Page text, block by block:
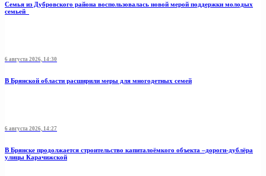
Семья из Дубровского района воспользовалась новой мерой поддержки молодых
семьей
6 августа 2026, 14:30
В Брянской области расширили меры для многодетных семей
6 августа 2026, 14:27
В Брянске продолжается строительство капиталоёмкого объекта –дороги-дублёра
улицы Карачижской